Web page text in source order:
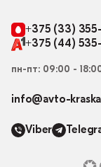
+375 (33)
+375 (44)
пн-пт: 09:00 -
info@avto-
Viber